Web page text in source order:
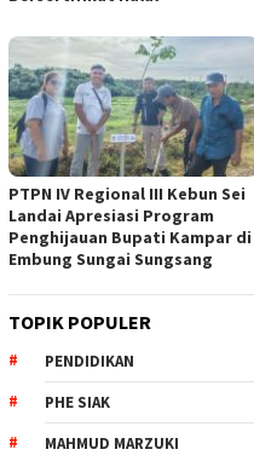
PTPN IV Regional III Kebun Sei
Landai Apresiasi Program
Penghijauan Bupati Kampar di
Embung Sungai Sungsang
TOPIK POPULER
PENDIDIKAN
PHE SIAK
MAHMUD MARZUKI